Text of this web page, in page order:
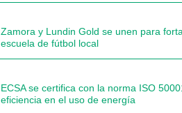
Zamora y Lundin Gold se unen para
escuela de fútbol local
ECSA se certifica con la norma ISO
eficiencia en el uso de energía